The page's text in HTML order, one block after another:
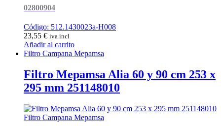
02800904
Código: 512.1430023a-H008
23,55 € iva incl
Añadir al carrito
Filtro Campana Mepamsa
Filtro Mepamsa Alia 60 y 90 cm 253 x
295 mm 251148010
Filtro Campana Mepamsa